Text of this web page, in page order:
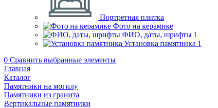
Портретная плитка
Фото на керамике
ФИО, даты, шрифты 1
Установка памятника 1
0 Сравнить выбранные элементы
Главная
Каталог
Памятники на могилу
Памятники из гранита
Вертикальные памятники